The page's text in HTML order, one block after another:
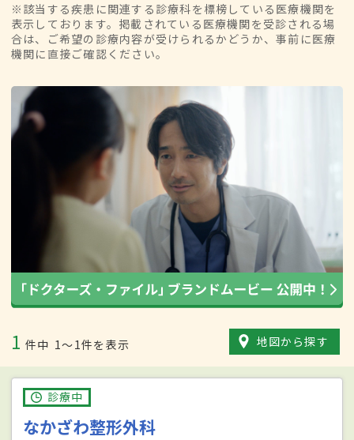
※該当する疾患に関連する診療科を標榜している医療機関を
表示しております。掲載されている医療機関を受診される場
合は、ご希望の診療内容が受けられるかどうか、事前に医療
機関に直接ご確認ください。
1 件中 1〜1件を表示 地図から探す
診療中
なかざわ整形外科